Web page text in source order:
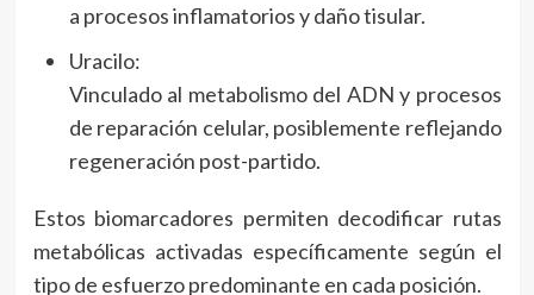
a procesos inflamatorios y daño tisular.
Uracilo:
Vinculado al metabolismo del ADN y procesos
de reparación celular, posiblemente reflejando
regeneración post-partido.
Estos biomarcadores permiten decodificar rutas
metabólicas activadas específicamente según el
tipo de esfuerzo predominante en cada posición.